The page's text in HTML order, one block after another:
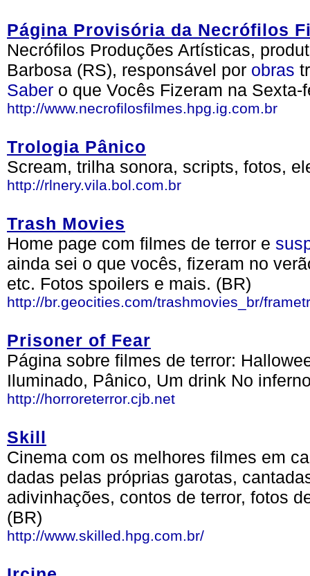
Página Provisória da Necrófilos
Necrófilos Produções Artísticas,
Barbosa (RS), responsável por obras
Saber o que Vocês Fizeram na
http://www.necrofilosfilmes.hpg.ig.com.br
Trologia Pânico
Scream, trilha sonora, scripts, fotos,
http://rlnery.vila.bol.com.br
Trash Movies
Home page com filmes de terror e
ainda sei o que vocês, fizeram no
etc. Fotos spoilers e mais. (BR)
http://br.geocities.com/trashmovies_br/
Prisoner of Fear
Página sobre filmes de terror:
Iluminado, Pânico, Um drink No
http://horroreterror.cjb.net
Skill
Cinema com os melhores filmes em
dadas pelas próprias garotas,
adivinhações, contos de terror, fotos
(BR)
http://www.skilled.hpg.com.br/